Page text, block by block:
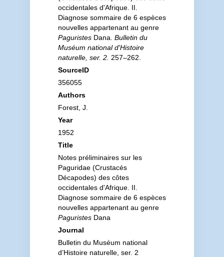
occidentales d'Afrique. II.
Diagnose sommaire de 6 espèces
nouvelles appartenant au genre
PaguristesDana. Bulletin du
Muséum national d'Histoire
naturelle, ser. 2. 257–262.
SourceID
356055
Authors
Forest, J.
Year
1952
Title
Notes préliminaires sur les
Paguridae (Crustacés
Décapodes) des côtes
occidentales d'Afrique. II.
Diagnose sommaire de 6 espèces
nouvelles appartenant au genre
PaguristesDana
Journal
Bulletin du Muséum national
d’Histoire naturelle, ser. 2